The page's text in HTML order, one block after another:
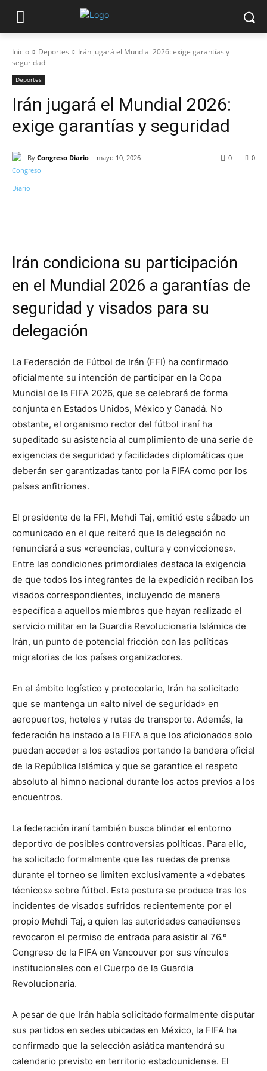
Inicio Deportes
Irán jugará el Mundial 2026: exige garantías y
seguridad
Deportes
Irán jugará el Mundial 2026:
exige garantías y seguridad
By Congreso Diario mayo 10, 2026 0
0
Irán condiciona su participación
en el Mundial 2026 a garantías de
seguridad y visados para su
delegación
La Federación de Fútbol de Irán (FFI) ha confirmado
oficialmente su intención de participar en la Copa
Mundial de la FIFA 2026, que se celebrará de forma
conjunta en Estados Unidos, México y Canadá. No
obstante, el organismo rector del fútbol iraní ha
supeditado su asistencia al cumplimiento de una serie de
exigencias de seguridad y facilidades diplomáticas que
deberán ser garantizadas tanto por la FIFA como por los
países anfitriones.
El presidente de la FFI, Mehdi Taj, emitió este sábado un
comunicado en el que reiteró que la delegación no
renunciará a sus «creencias, cultura y convicciones».
Entre las condiciones primordiales destaca la exigencia
de que todos los integrantes de la expedición reciban los
visados correspondientes, incluyendo de manera
específica a aquellos miembros que hayan realizado el
servicio militar en la Guardia Revolucionaria Islámica de
Irán, un punto de potencial fricción con las políticas
migratorias de los países organizadores.
En el ámbito logístico y protocolario, Irán ha solicitado
que se mantenga un «alto nivel de seguridad» en
aeropuertos, hoteles y rutas de transporte. Además, la
federación ha instado a la FIFA a que los aficionados solo
puedan acceder a los estadios portando la bandera oficial
de la República Islámica y que se garantice el respeto
absoluto al himno nacional durante los actos previos a los
encuentros.
La federación iraní también busca blindar el entorno
deportivo de posibles controversias políticas. Para ello,
ha solicitado formalmente que las ruedas de prensa
durante el torneo se limiten exclusivamente a «debates
técnicos» sobre fútbol. Esta postura se produce tras los
incidentes de visados sufridos recientemente por el
propio Mehdi Taj, a quien las autoridades canadienses
revocaron el permiso de entrada para asistir al 76.º
Congreso de la FIFA en Vancouver por sus vínculos
institucionales con el Cuerpo de la Guardia
Revolucionaria.
A pesar de que Irán había solicitado formalmente disputar
sus partidos en sedes ubicadas en México, la FIFA ha
confirmado que la selección asiática mantendrá su
calendario previsto en territorio estadounidense. El